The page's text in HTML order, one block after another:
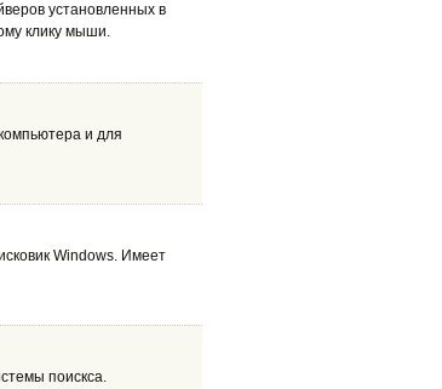
установленных в
клику мыши.
и для
Windows. Имеет
поискса.